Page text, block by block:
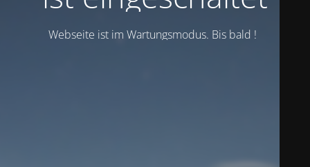
Webseite ist im Wartungsmodus. Bis bald !